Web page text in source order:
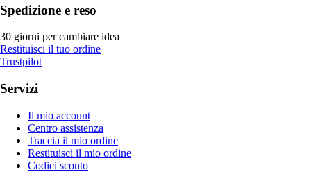
Spedizione e reso
30 giorni per cambiare idea
Restituisci il tuo ordine
Trustpilot
Servizi
Il mio account
Centro assistenza
Traccia il mio ordine
Restituisci il mio ordine
Codici sconto